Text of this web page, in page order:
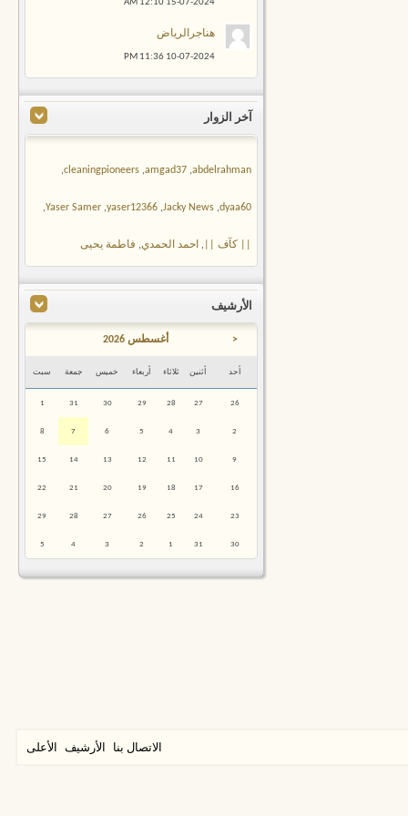
15-07-2024
12:10 AM
هناجرالرياض
10-07-2024
11:36 PM
آخر الزوار
abdelrahman
,
amgad37
,
cleaningpioneers
,
dyaa60
,
Jacky News
,
yaser12366
,
Yaser Samer
,
|| كآف || , احمد الحمدي, فاطمة يحيى
الأرشيف
< أغسطس 2026
أحد أثنين ثلاثاء أربعاء خميس جمعة سبت
26
27
28
29
30
31
1
2
3
4
5
6
7
8
9
10
11
12
13
14
15
16
17
18
19
20
21
22
23
24
25
26
27
28
29
30
31
1
2
3
4
5
الاتصال بنا الأرشيف الأعلى